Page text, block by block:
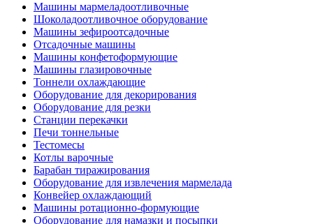
Машины мармеладоотливочные
Шоколадоотливочное оборудование
Машины зефироотсадочные
Отсадочные машины
Машины конфетоформующие
Машины глазировочные
Тоннели охлаждающие
Оборудование для декорирования
Оборудование для резки
Станции перекачки
Печи тоннельные
Тестомесы
Котлы варочные
Барабан тиражирования
Оборудование для извлечения мармелада
Конвейер охлаждающий
Машины ротационно-формующие
Оборудование для намазки и посыпки